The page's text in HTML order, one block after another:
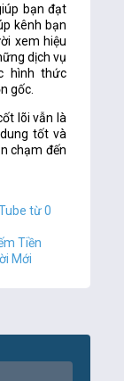
bạn đạt
kênh bạn
xem hiệu
dịch vụ
hình thức
gốc.
lõi vẫn là
tốt và
chạm đến
từ 0
Tiền
Mới